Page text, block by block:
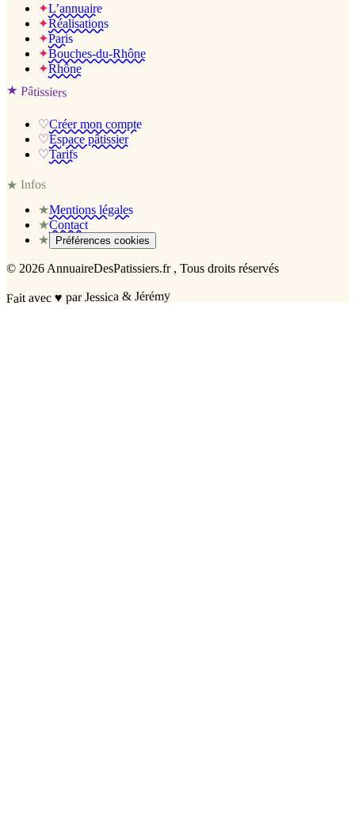
✦L’annuaire
✦Réalisations
✦Paris
✦Bouches-du-Rhône
✦Rhône
★ Pâtissiers
♡Créer mon compte
♡Espace pâtissier
♡Tarifs
★Infos
★Mentions légales
★Contact
★
Préférences cookies
© 2026 AnnuaireDesPatissiers.fr , Tous droits réservés
Fait avec♥ par Jessica & Jérémy